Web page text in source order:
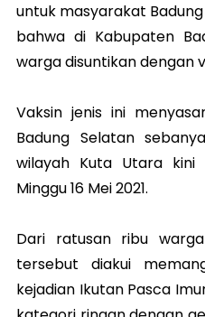
untuk masyarakat
bahwa di Kabupaten
warga disuntikan dengan
Vaksin jenis ini
Badung Selatan
wilayah Kuta Utara
Minggu 16 Mei 2021.
Dari ratusan ribu
tersebut diakui
kejadian Ikutan Pasca